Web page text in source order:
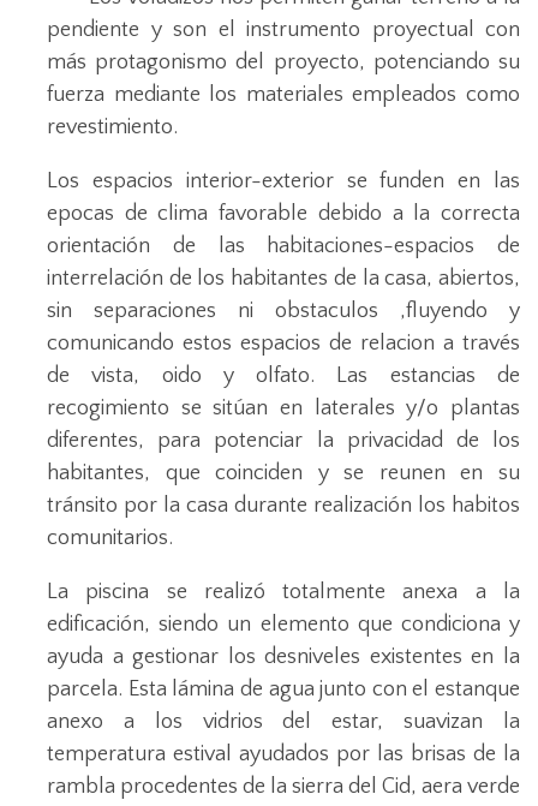
pendiente y son el instrumento proyectual con
más protagonismo del proyecto, potenciando su
fuerza mediante los materiales empleados como
revestimiento.
Los espacios interior-exterior se funden en las
epocas de clima favorable debido a la correcta
orientación de las habitaciones-espacios de
interrelación de los habitantes de la casa, abiertos,
sin separaciones ni obstaculos ,fluyendo y
comunicando estos espacios de relacion a través
de vista, oido y olfato. Las estancias de
recogimiento se sitúan en laterales y/o plantas
diferentes, para potenciar la privacidad de los
habitantes, que coinciden y se reunen en su
tránsito por la casa durante realización los habitos
comunitarios.
La piscina se realizó totalmente anexa a la
edificación, siendo un elemento que condiciona y
ayuda a gestionar los desniveles existentes en la
parcela. Esta lámina de agua junto con el estanque
anexo a los vidrios del estar, suavizan la
temperatura estival ayudados por las brisas de la
rambla procedentes de la sierra del Cid, aera verde